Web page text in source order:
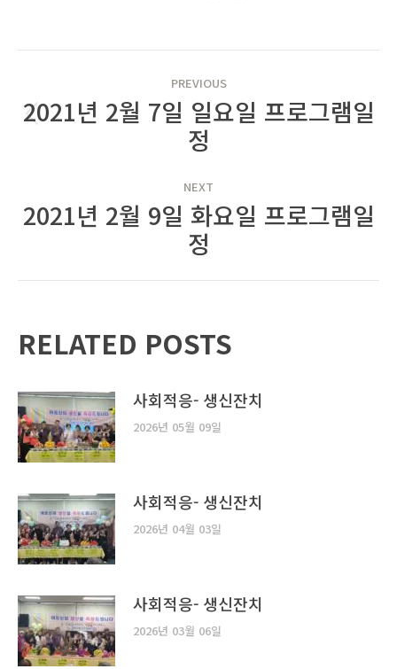
NAVIGATION
PREVIOUS
Previous
post:
2021년 2월 7일 일요일 프로그램일
정
NEXT
Next
post:
2021년 2월 9일 화요일 프로그램일
정
RELATED POSTS
사회적응- 생신잔치
2026년 05월 09일
사회적응- 생신잔치
2026년 04월 03일
사회적응- 생신잔치
2026년 03월 06일